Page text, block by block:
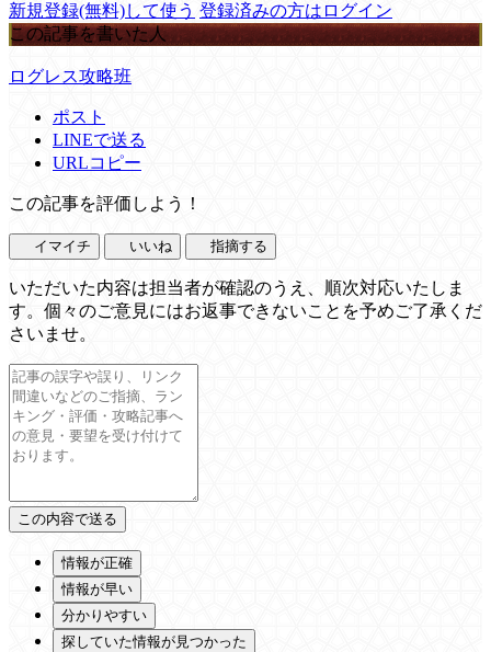
新規登録(無料)して使う 登録済みの方はログイン
この記事を書いた人
ログレス攻略班
ポスト
LINEで送る
URLコピー
この記事を評価しよう！
イマイチ いいね 指摘する
いただいた内容は担当者が確認のうえ、順次対応いたしま
す。個々のご意見にはお返事できないことを予めご了承くだ
さいませ。
情報が正確
情報が早い
分かりやすい
探していた情報が見つかった